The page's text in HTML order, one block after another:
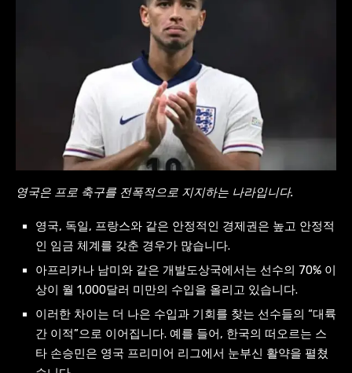
영국은 프로 축구를 전폭적으로 지지하는 나라입니다.
영국, 독일, 프랑스와 같은 안정적인 경제권은 높고 안정적
인 임금 체계를 갖춘 경우가 많습니다.
아프리카나 남미와 같은 개발도상국에서는 선수의 70% 이
상이 월 1,000달러 미만의 수입을 올리고 있습니다.
이러한 차이는 더 나은 수입과 기회를 찾는 선수들의 “대륙
간 이적”으로 이어집니다. 예를 들어, 한국의 떠오르는 스
타 손승민은 영국 프리미어 리그에서 눈부신 활약을 펼쳤